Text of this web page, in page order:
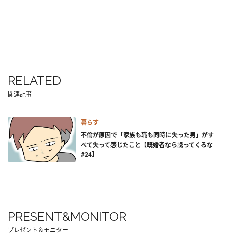
RELATED
関連記事
暮らす
不倫が原因で「家族も職も同時に失った男」がす
べて失って感じたこと【既婚者なら誘ってくるな
#24】
PRESENT&MONITOR
プレゼント＆モニター